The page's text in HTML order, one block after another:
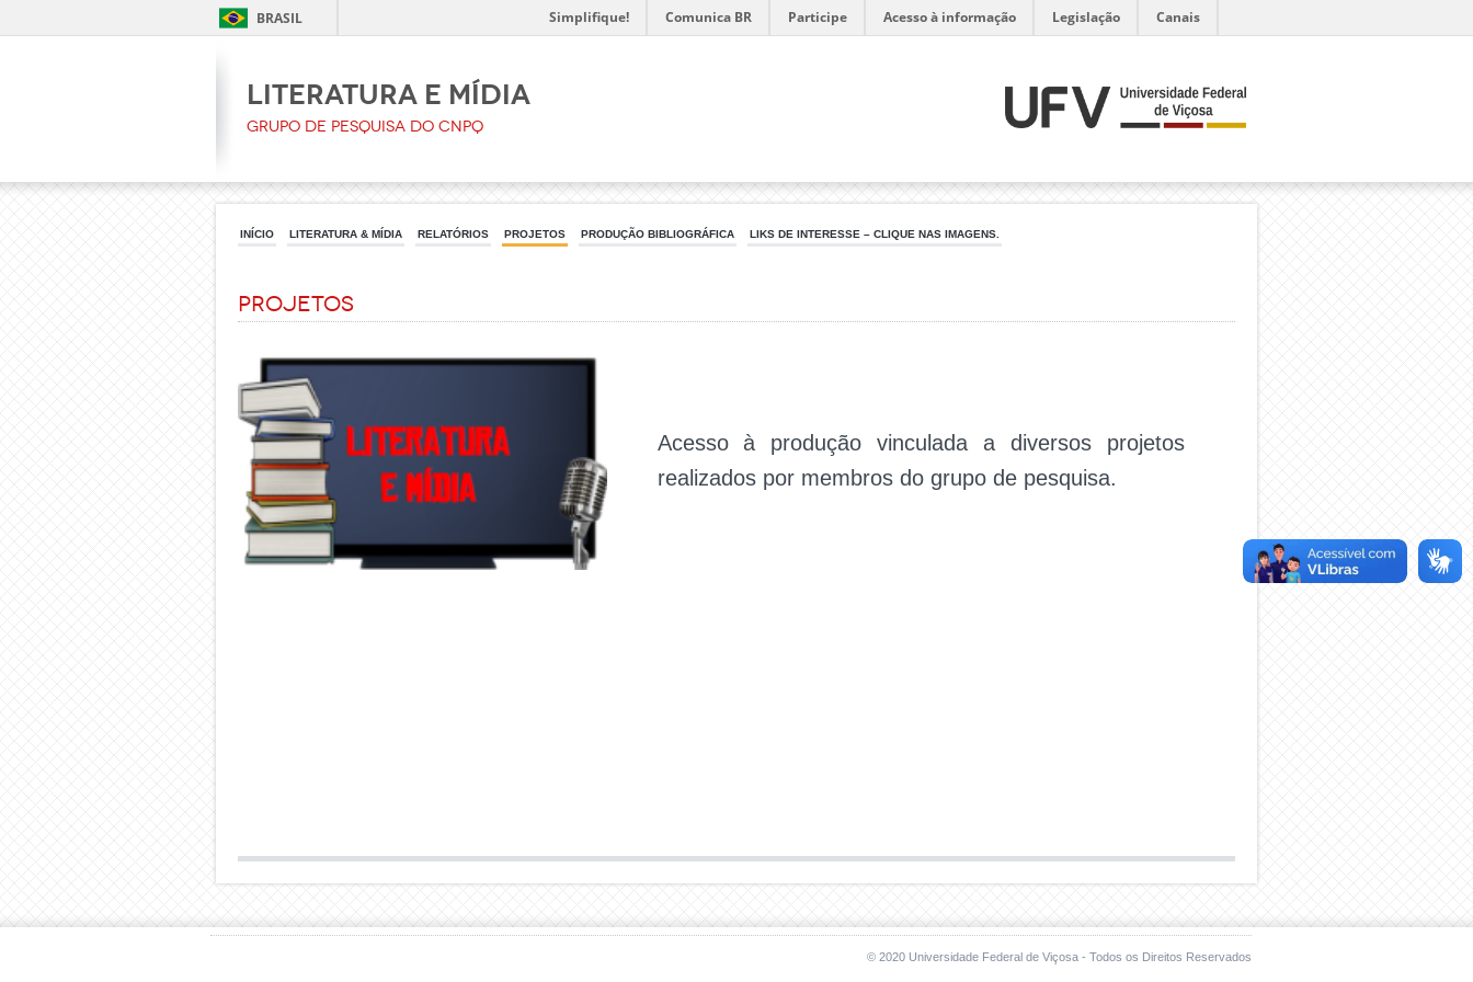
BRASIL Simplifique! Comunica BR Participe Acesso à informação Legislação Canais
Literatura e Mídia
Grupo de pesquisa do CNPq
INÍCIO LITERATURA & MÍDIA RELATÓRIOS PROJETOS PRODUÇÃO BIBLIOGRÁFICA LIKS DE INTERESSE – CLIQUE NAS IMAGENS.
Projetos
Acesso à produção vinculada a diversos projetos
realizados por membros do grupo de pesquisa.
© 2020 Universidade Federal de Viçosa - Todos os Direitos Reservados